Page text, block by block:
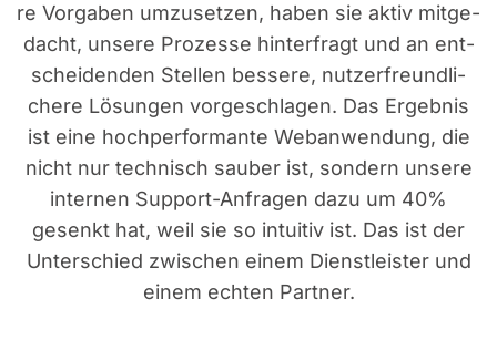
re Vor­ga­ben umzu­set­zen, haben sie aktiv mit­ge­
dacht, unse­re Pro­zes­se hin­ter­fragt und an ent­
schei­den­den Stel­len bes­se­re, nut­zer­freund­li­
che­re Lösun­gen vor­ge­schla­gen. Das Ergeb­nis
ist eine hoch­per­for­man­te Web­an­wen­dung, die
nicht nur tech­nisch sau­ber ist, son­dern unse­re
inter­nen Sup­port-Anfra­gen dazu um 40%
gesenkt hat, weil sie so intui­tiv ist. Das ist der
Unter­schied zwi­schen einem Dienst­leis­ter und
einem ech­ten Part­ner.